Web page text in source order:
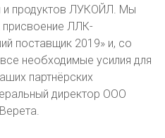
и продуктов ЛУКОЙЛ. Мы
ЛЛК-
поставщик 2019» и, со
необходимые усилия для
партнёрских
директор ООО